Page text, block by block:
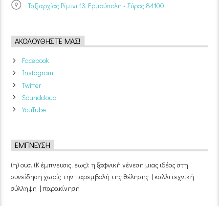
Ταξιαρχίας Ρίμινι 13, Ερμούπολη - Σύρος 84100
ΑΚΟΛΟΥΘΉΣΤΕ ΜΑΣ!
Facebook
Instagram
Twitter
Soundcloud
YouTube
ΈΜΠΝΕΥΣΗ
(η) ουσ. (Κ έμπνευσις, εως): η ξαφνική γένεση μιας ιδέας στη
συνείδηση χωρίς την παρεμβολή της θέλησης | καλλιτεχνική
σύλληψη | παρακίνηση